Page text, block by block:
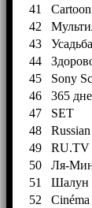
41
42
43
Усадьба
44
45
Sony
46
365
47
SET
48
49
RU.TV
50
Ля-
51
Шалун
52
Cinéma